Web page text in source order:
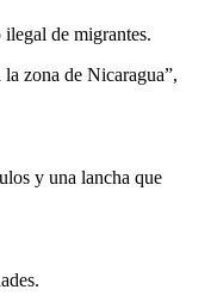
de migrantes.
zona de Nicaragua”,
y una lancha que